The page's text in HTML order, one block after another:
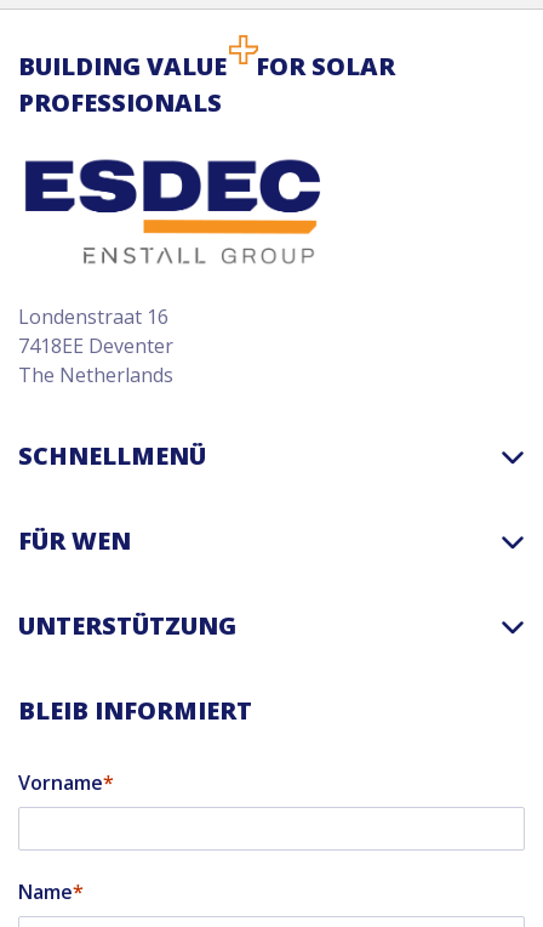
BUILDING VALUE
FOR SOLAR
PROFESSIONALS
Londenstraat 16
7418EE Deventer
The Netherlands
SCHNELLMENÜ
FÜR WEN
UNTERSTÜTZUNG
BLEIB INFORMIERT
Vorname
Name